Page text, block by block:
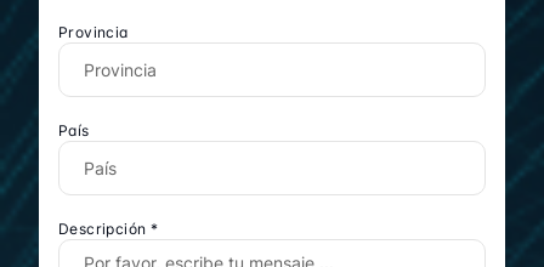
Provincia
País
Descripción *